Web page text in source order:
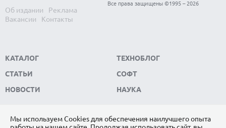
Об издании
Реклама
Вакансии
Контакты
Все права защищены ©1995 – 2026
КАТАЛОГ
СТАТЬИ
НОВОСТИ
ТЕХНОБЛОГ
СОФТ
НАУКА
Мы используем Сookies для обеспечения наилучшего опыта